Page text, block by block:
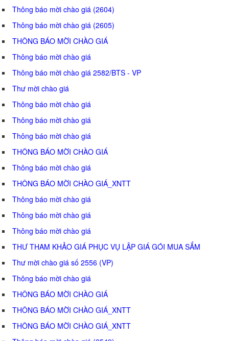
Thông báo mời chào giá (2604)
Thông báo mời chào giá (2605)
THÔNG BÁO MỜI CHÀO GIÁ
Thông báo mời chào giá
Thông báo mời chào giá 2582/BTS - VP
Thư mời chào giá
Thông báo mời chào giá
Thông báo mời chào giá
Thông báo mời chào giá
THÔNG BÁO MỜI CHÀO GIÁ
Thông báo mời chào giá
THÔNG BÁO MỜI CHÀO GIÁ_XNTT
Thông báo mời chào giá
Thông báo mời chào giá
Thông báo mời chào giá
THƯ THAM KHẢO GIÁ PHỤC VỤ LẬP GIÁ GÓI MUA SẮM
Thư mời chào giá số 2556 (VP)
Thông báo mời chào giá
THÔNG BÁO MỜI CHÀO GIÁ
THÔNG BÁO MỜI CHÀO GIÁ_XNTT
THÔNG BÁO MỜI CHÀO GIÁ_XNTT